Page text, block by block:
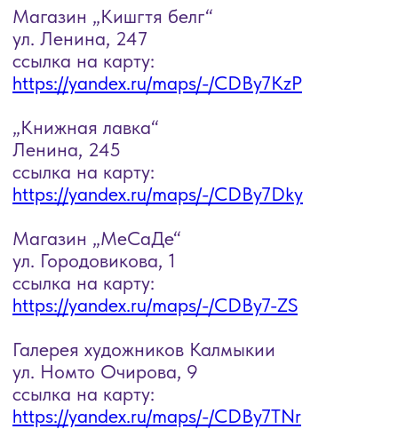
Галерея художников Калмыкии
ул. Номто Очирова, 9
ссылка на карту:
https://yandex.ru/maps/-/CDBy7TNr
улица Юрия Клыкова, 87Б (зеленый
рынок)
ссылка на карту:
https://yandex.ru/maps/-/CDB5AQjT